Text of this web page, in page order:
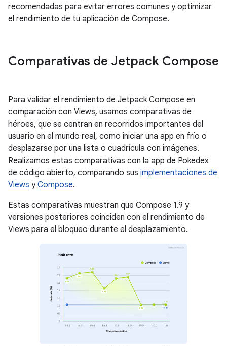
recomendadas para evitar errores comunes y optimizar
el rendimiento de tu aplicación de Compose.
Comparativas de Jetpack Compose
Para validar el rendimiento de Jetpack Compose en
comparación con Views, usamos comparativas de
héroes, que se centran en recorridos importantes del
usuario en el mundo real, como iniciar una app en frío o
desplazarse por una lista o cuadrícula con imágenes.
Realizamos estas comparativas con la app de Pokedex
de código abierto, comparando sus implementaciones de
Views yCompose.
Estas comparativas muestran que Compose 1.9 y
versiones posteriores coinciden con el rendimiento de
Views para el bloqueo durante el desplazamiento.